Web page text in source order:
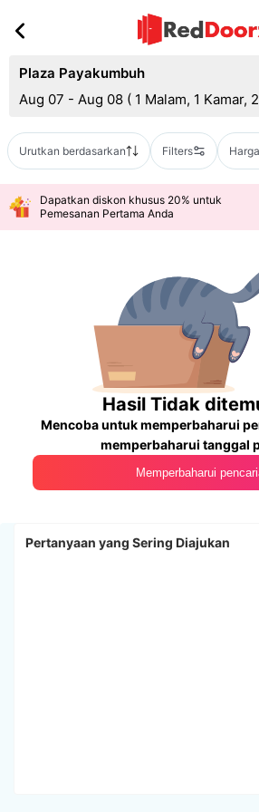
Plaza Payakumbuh
Aug 07 - Aug 08 ( 1 Malam, 1 Kamar,
Urutkan berdasarkan Filters
Dapatkan diskon khusus 20% untuk
Pemesanan Pertama Anda
Hasil Tidak
Mencoba untuk memperbaharui
memperbaharui tanggal
Memperbaharui
Pertanyaan yang Sering Diajukan